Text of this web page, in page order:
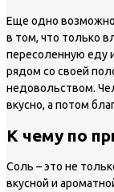
Еще одно
в том, что только
пересоленную еду
рядом со своей
недовольством.
вкусно, а потом
К чему по
Соль – это не
вкусной и